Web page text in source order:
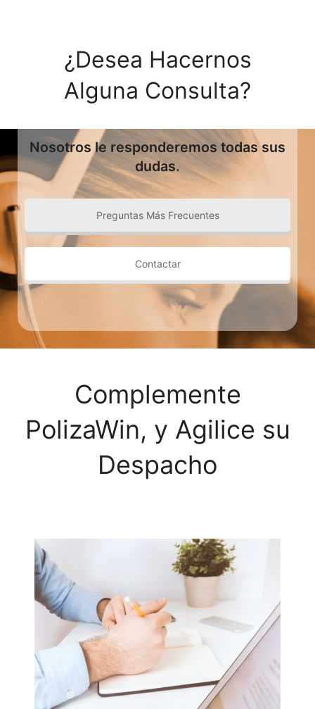
¿Desea Hacernos
Alguna Consulta?
Nosotros le responderemos todas sus
dudas.
Preguntas Más Frecuentes
Contactar
Complemente
PolizaWin, y Agilice su
Despacho